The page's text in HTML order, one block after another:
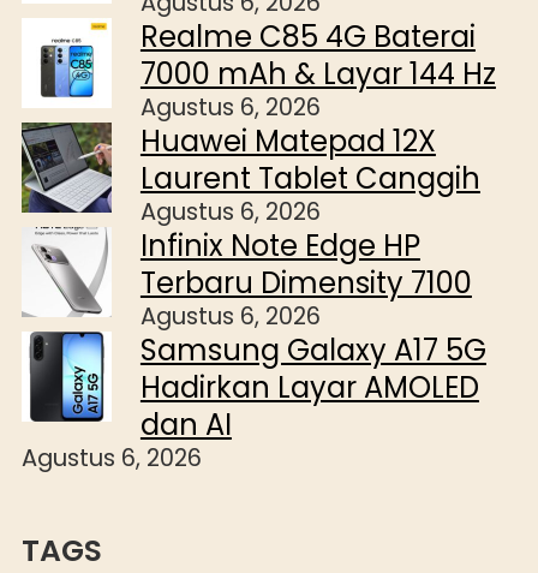
Realme C85 4G Baterai
7000 mAh & Layar 144 Hz
Agustus 6, 2026
Huawei Matepad 12X
Laurent Tablet Canggih
Agustus 6, 2026
Infinix Note Edge HP
Terbaru Dimensity 7100
Agustus 6, 2026
Samsung Galaxy A17 5G
Hadirkan Layar AMOLED
dan AI
Agustus 6, 2026
TAGS